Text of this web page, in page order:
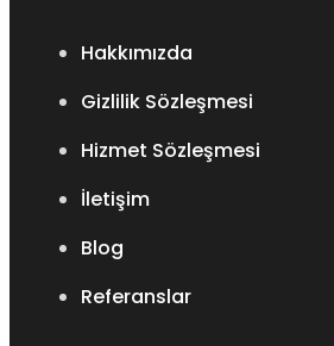
Hakkımızda
Gizlilik Sözleşmesi
Hizmet Sözleşmesi
İletişim
Blog
Referanslar